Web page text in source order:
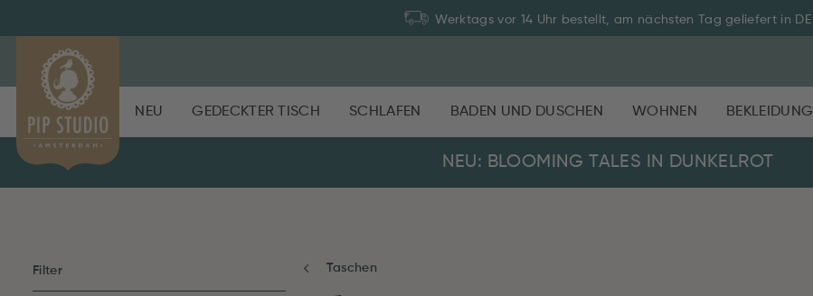
Werktags vor 14 Uhr bestellt, am nächsten Tag geliefert in DE
NEU GEDECKTER TISCH SCHLAFEN BADEN UND DUSCHEN WOHNEN BEKLEIDUNG
NEU: BLOOMING TALES IN DUNKELROT
Filter Taschen